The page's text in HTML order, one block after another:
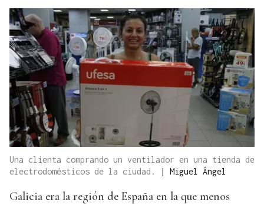
Una clienta comprando un ventilador en una tienda de
electrodomésticos de la ciudad.
| Miguel Ángel
Galicia era la región de España en la que menos